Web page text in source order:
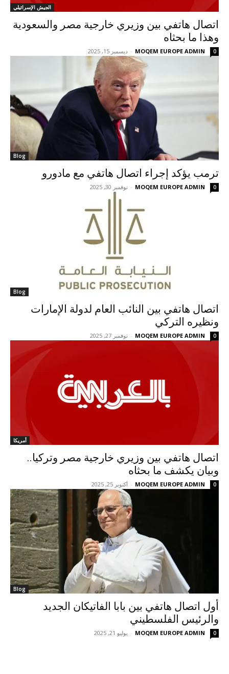
الجيش الإسرائيلي
اتصال هاتفي بين وزيري خارجية مصر والسعودية
وهذا ما بحثاه
MOQEM EUROPE ADMIN
- ديسمبر 15, 2025 0
Blog
ترمب يؤكد إجراء اتصال هاتفي مع مادورو
MOQEM EUROPE ADMIN
- نوفمبر 30, 2025 0
Blog
اتصال هاتفي بين النائب العام لدولة الإمارات
ونظيره التركي
MOQEM EUROPE ADMIN
- نوفمبر 27, 2025 0
أمريكا
اتصال هاتفي بين وزيري خارجية مصر وتركيا..
وبيان يكشف ما بحثاه
MOQEM EUROPE ADMIN
- أكتوبر 25, 2025 0
Blog
أول اتصال هاتفي بين بابا الفاتيكان الجديد
والرئيس الفلسطيني
MOQEM EUROPE ADMIN
- يوليو 21, 2025 0